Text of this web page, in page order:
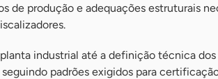
de produção e adequações estruturais
industrial até a definição técnica
padrões exigidos para